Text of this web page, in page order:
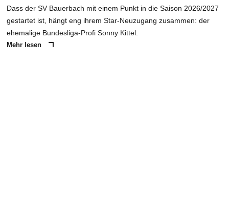
Dass der SV Bauerbach mit einem Punkt in die Saison 2026/2027
gestartet ist, hängt eng ihrem Star-Neuzugang zusammen: der
ehemalige Bundesliga-Profi Sonny Kittel.
Mehr lesen